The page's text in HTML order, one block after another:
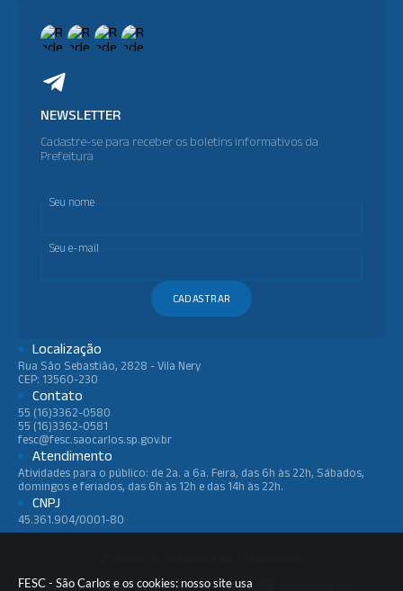
FESC - São Carlos e os cookies: nosso site usa
NEWSLETTER
Cadastre-se para receber os boletins informativos da
Prefeitura
Seu nome
Seu e-mail
CADASTRAR
Localização
Rua São Sebastião, 2828 - Vila Nery
CEP: 13560-230
Contato
55 (16)3362-0580
55 (16)3362-0581
fesc@fesc.saocarlos.sp.gov.br
Atendimento
Atividades para o público: de 2a. a 6a. Feira, das 6h às 22h, Sábados,
domingos e feriados, das 6h às 12h e das 14h às 22h.
CNPJ
45.361.904/0001-80
Portal atualizado em:06/08/2026 11:48